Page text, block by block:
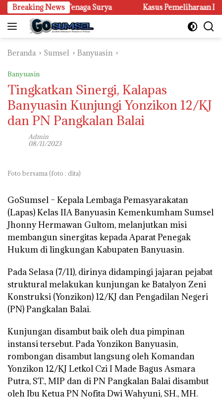
Langsung
ke
konten
Breaking News
Jalan Tenaga Surya Kasus Pemeliharaan Lampu
Beranda Sumsel Banyuasin
Banyuasin
Tingkatkan Sinergi, Kalapas
Banyuasin Kunjungi Yonzikon 12/KJ
dan PN Pangkalan Balai
Admin
08/11/2023
Foto bersama (foto : dita)
GoSumsel – Kepala Lembaga Pemasyarakatan
(Lapas) Kelas IIA Banyuasin Kemenkumham Sumsel
Jhonny Hermawan Gultom, melanjutkan misi
membangun sinergitas kepada Aparat Penegak
Hukum di lingkungan Kabupaten Banyuasin.
Pada Selasa (7/11), dirinya didampingi jajaran pejabat
struktural melakukan kunjungan ke Batalyon Zeni
Konstruksi (Yonzikon) 12/KJ dan Pengadilan Negeri
(PN) Pangkalan Balai.
Kunjungan disambut baik oleh dua pimpinan
instansi tersebut. Pada Yonzikon Banyuasin,
rombongan disambut langsung oleh Komandan
Yonzikon 12/KJ Letkol Czi I Made Bagus Asmara
Putra, ST., MIP dan di PN Pangkalan Balai disambut
oleh Ibu Ketua PN Nofita Dwi Wahyuni, SH., MH.